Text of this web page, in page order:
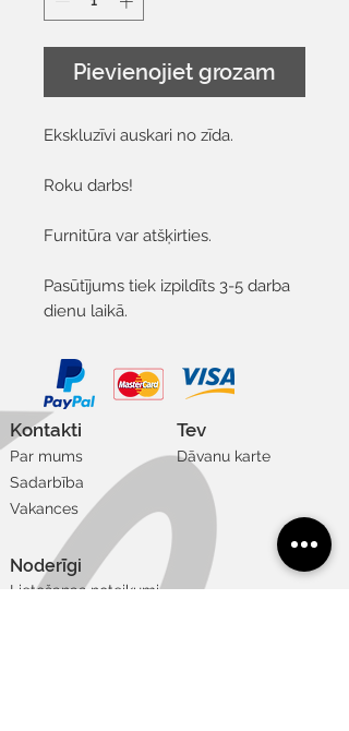
Pievienojiet grozam
Ekskluzīvi auskari no zīda.
Roku darbs!
Furnitūra var atšķirties.
Pasūtījums tiek izpildīts 3-5 darba
dienu laikā.
Kontakti
Par mums
Sadarbība
Vakances
Tev
Dāvanu karte
Noderīgi
Lietošanas noteikumi